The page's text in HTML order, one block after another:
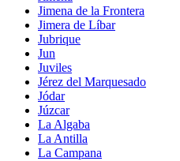
Jimena de la Frontera
Jimera de Líbar
Jubrique
Jun
Juviles
Jérez del Marquesado
Jódar
Júzcar
La Algaba
La Antilla
La Campana